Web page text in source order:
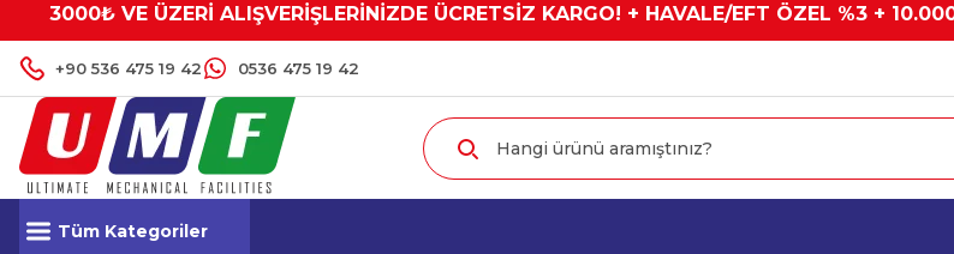
3000₺ VE ÜZERİ ALIŞVERİŞLERİNİZDE ÜCRETSİZ KARGO! + HAVALE/EFT ÖZEL %3 +
+90 536 475 19 42 0536 475 19 42
Tüm Kategoriler